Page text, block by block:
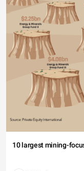
10 largest mining-